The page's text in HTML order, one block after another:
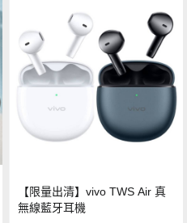
【限量出清】vivo TWS Air 真
無線藍牙耳機